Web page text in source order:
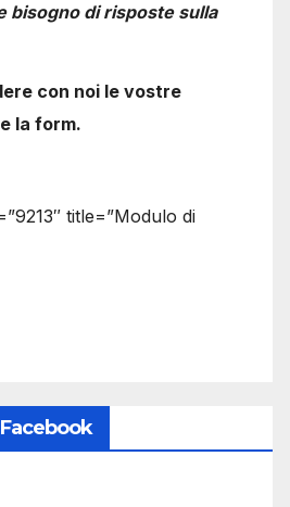
bisogno di risposte sulla
con noi le vostre
la form.
title=”Modulo di